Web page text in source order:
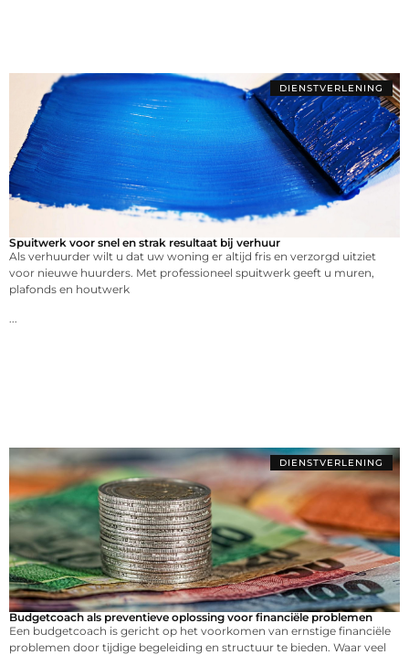
DIENSTVERLENING
Spuitwerk voor snel en strak resultaat bij verhuur
Als verhuurder wilt u dat uw woning er altijd fris en verzorgd uitziet
voor nieuwe huurders. Met professioneel spuitwerk geeft u muren,
plafonds en houtwerk
...
DIENSTVERLENING
Budgetcoach als preventieve oplossing voor financiële problemen
Een budgetcoach is gericht op het voorkomen van ernstige financiële
problemen door tijdige begeleiding en structuur te bieden. Waar veel